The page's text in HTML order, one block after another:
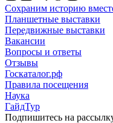
Сохраним историю
Планшетные выставки
Передвижные выставки
Вакансии
Вопросы и ответы
Отзывы
Госкаталог.рф
Правила посещения
Наука
ГайдТур
Подпишитесь на